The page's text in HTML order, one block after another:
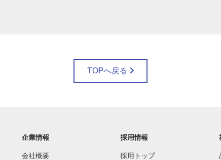
TOPへ戻る
企業情報
会社概要
採用情報
採用トップ